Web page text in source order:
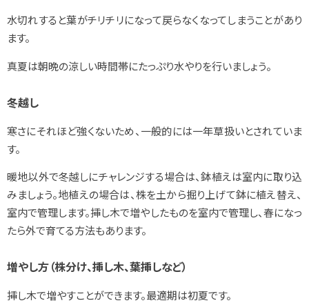
水切れすると葉がチリチリになって戻らなくなってしまうことがあり
ます。
真夏は朝晩の涼しい時間帯にたっぷり水やりを行いましょう。
冬越し
寒さにそれほど強くないため、一般的には一年草扱いとされていま
す。
暖地以外で冬越しにチャレンジする場合は、鉢植えは室内に取り込
みましょう。地植えの場合は、株を土から掘り上げて鉢に植え替え、
室内で管理します。挿し木で増やしたものを室内で管理し、春になっ
たら外で育てる方法もあります。
増やし方（株分け、挿し木、葉挿しなど）
挿し木で増やすことができます。最適期は初夏です。